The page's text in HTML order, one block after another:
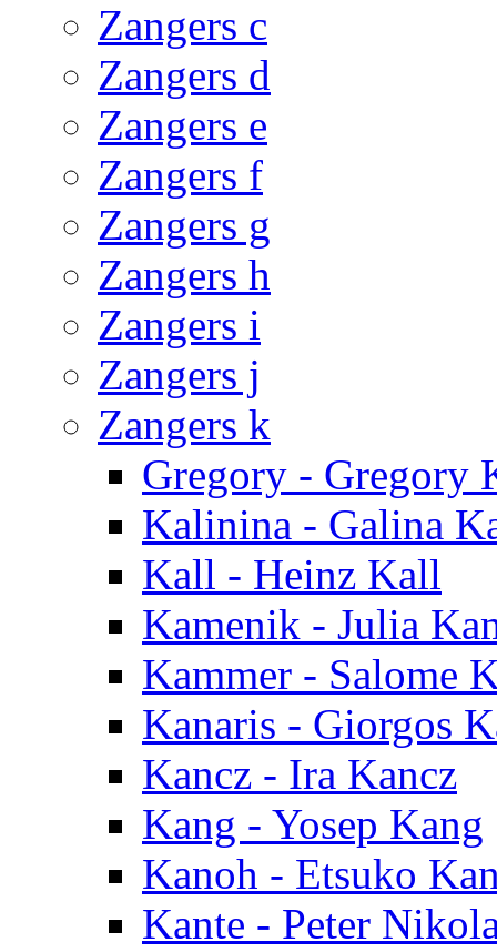
Zangers c
Zangers d
Zangers e
Zangers f
Zangers g
Zangers h
Zangers i
Zangers j
Zangers k
Gregory - Gregory
Kalinina - Galina
Kall - Heinz Kall
Kamenik - Julia
Kammer - Salome
Kanaris - Giorgos
Kancz - Ira Kancz
Kang - Yosep Kang
Kanoh - Etsuko
Kante - Peter